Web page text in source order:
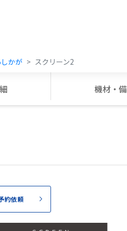
かが スクリーン2
機材・
約依頼